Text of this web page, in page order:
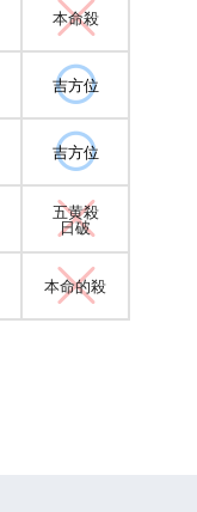
本命殺
吉方位
吉方位
五黄殺
日破
本命的殺